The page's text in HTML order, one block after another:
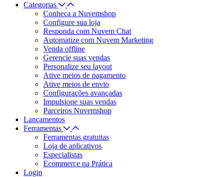
Categorias
Conheça a Nuvemshop
Configure sua loja
Responda com Nuvem Chat
Automatize com Nuvem Marketing
Venda offline
Gerencie suas vendas
Personalize seu layout
Ative meios de pagamento
Ative meios de envio
Configurações avançadas
Impulsione suas vendas
Parceiros Nuvemshop
Lançamentos
Ferramentas
Ferramentas gratuitas
Loja de aplicativos
Especialistas
Ecommerce na Prática
Login